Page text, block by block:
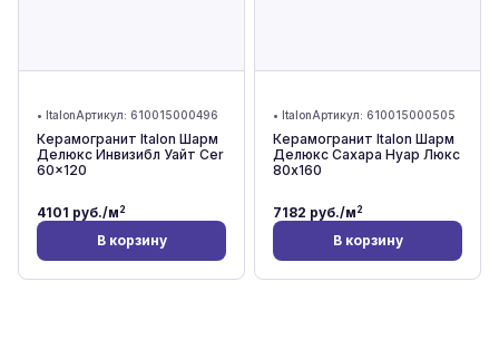
• ItalonАртикул: 610015000496
Керамогранит Italon Шарм
Делюкс Инвизибл Уайт Cer
60x120
4101 руб./м2
В корзину
• ItalonАртикул: 610015000505
Керамогранит Italon Шарм
Делюкс Сахара Нуар Люкс
80x160
7182 руб./м2
В корзину